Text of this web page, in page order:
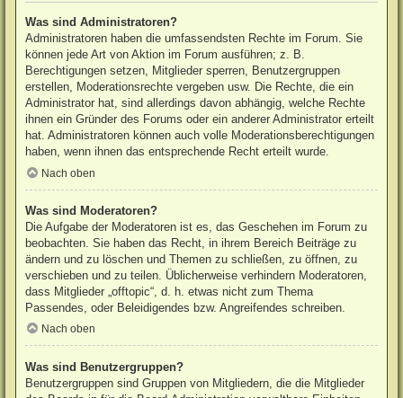
Was sind Administratoren?
Administratoren haben die umfassendsten Rechte im Forum. Sie
können jede Art von Aktion im Forum ausführen; z. B.
Berechtigungen setzen, Mitglieder sperren, Benutzergruppen
erstellen, Moderationsrechte vergeben usw. Die Rechte, die ein
Administrator hat, sind allerdings davon abhängig, welche Rechte
ihnen ein Gründer des Forums oder ein anderer Administrator erteilt
hat. Administratoren können auch volle Moderationsberechtigungen
haben, wenn ihnen das entsprechende Recht erteilt wurde.
Nach oben
Was sind Moderatoren?
Die Aufgabe der Moderatoren ist es, das Geschehen im Forum zu
beobachten. Sie haben das Recht, in ihrem Bereich Beiträge zu
ändern und zu löschen und Themen zu schließen, zu öffnen, zu
verschieben und zu teilen. Üblicherweise verhindern Moderatoren,
dass Mitglieder „offtopic“, d. h. etwas nicht zum Thema
Passendes, oder Beleidigendes bzw. Angreifendes schreiben.
Nach oben
Was sind Benutzergruppen?
Benutzergruppen sind Gruppen von Mitgliedern, die die Mitglieder